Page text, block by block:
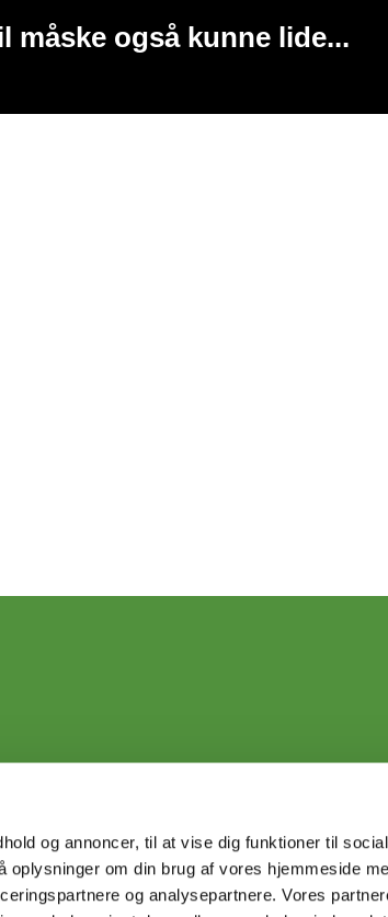
og annoncer, til at vise dig funktioner til
om din brug af vores hjemmeside
og analysepartnere. Vores
måske også kunne lide...